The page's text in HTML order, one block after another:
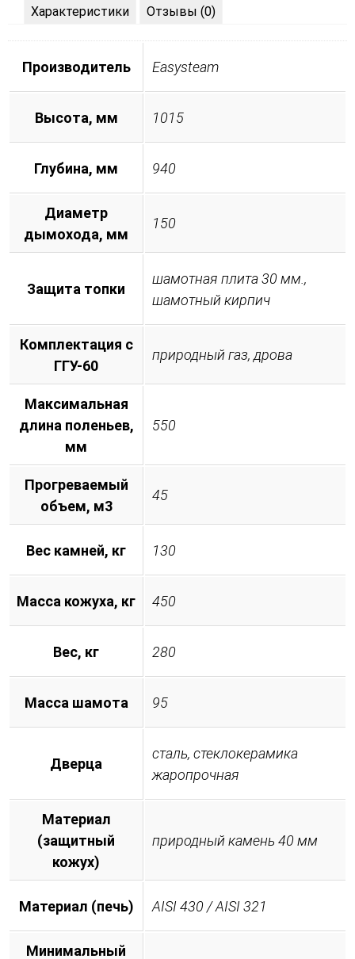
Характеристики Отзывы (0)
Производитель Easysteam
Высота, мм 1015
Глубина, мм 940
Диаметр
дымохода, мм
150
Защита топки
шамотная плита 30 мм.,
шамотный кирпич
Комплектация с
ГГУ-60
природный газ, дрова
Максимальная
длина поленьев,
мм
550
Прогреваемый
объем, м3
45
Вес камней, кг 130
Масса кожуха, кг 450
Вес, кг 280
Масса шамота 95
Дверца
сталь, стеклокерамика
жаропрочная
Материал
(защитный
кожух)
природный камень 40 мм
Материал (печь) AISI 430 / AISI 321
Минимальный